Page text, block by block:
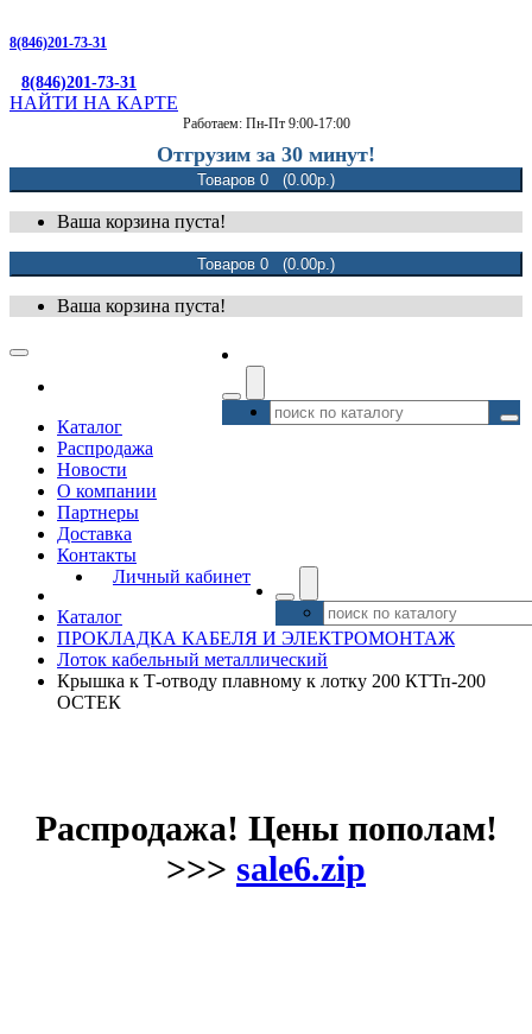
8(846)201-73-31
8(846)201-73-31
НАЙТИ НА КАРТЕ
Работаем: Пн-Пт 9:00-17:00
Отгрузим за 30 минут!
Товаров 0 (0.00р.)
Ваша корзина пуста!
Товаров 0 (0.00р.)
Ваша корзина пуста!
Каталог
Распродажа
Новости
О компании
Партнеры
Доставка
Контакты
Личный кабинет
Каталог
ПРОКЛАДКА КАБЕЛЯ И ЭЛЕКТРОМОНТАЖ
Лоток кабельный металлический
Крышка к Т-отводу плавному к лотку 200 КТТп-200
ОСТЕК
Распродажа! Цены пополам!
>>> sale6.zip